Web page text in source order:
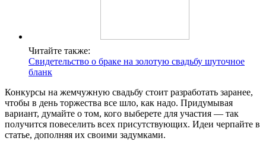
Читайте также:
Свидетельство о браке на золотую свадьбу шуточное
бланк
Конкурсы на жемчужную свадьбу стоит разработать заранее,
чтобы в день торжества все шло, как надо. Придумывая
вариант, думайте о том, кого выберете для участия — так
получится повеселить всех присутствующих. Идеи черпайте в
статье, дополняя их своими задумками.